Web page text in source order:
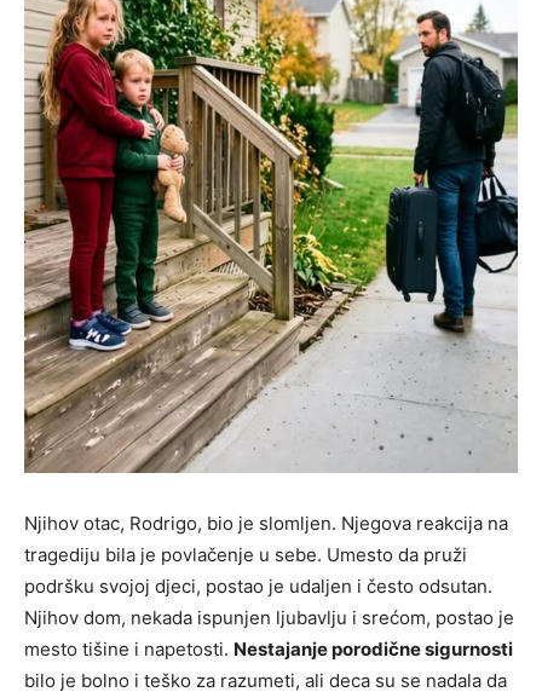
Njihov otac, Rodrigo, bio je slomljen. Njegova reakcija na
tragediju bila je povlačenje u sebe. Umesto da pruži
podršku svojoj djeci, postao je udaljen i često odsutan.
Njihov dom, nekada ispunjen ljubavlju i srećom, postao je
mesto tišine i napetosti. Nestajanje porodične sigurnosti
bilo je bolno i teško za razumeti, ali deca su se nadala da